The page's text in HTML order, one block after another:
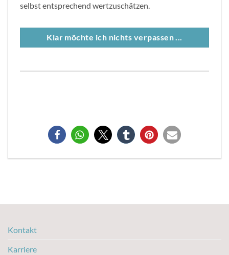
selbst entsprechend wertzuschätzen.
Klar möchte ich nichts verpassen ...
Kontakt
Karriere